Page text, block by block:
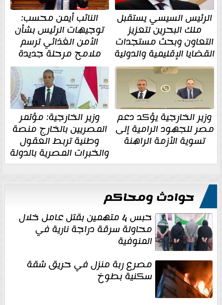
الرئيس السيسي يستقبل
ملك البحرين لتعزيز
التعاون وبحث مستجدات
القضايا الإقليمية والدولية
النائب أيمن محسب:
توجيهات الرئيس بشأن
الأمن الغذائي ترسم
ملامح مرحلة جديدة
وزير الخارجية يؤكد دعم
مصر للجهود الرامية إلى
تسوية الأزمة الراهنة
وزير الخارجية: مؤتمر
المصريين بالخارج منصة
وطنية تربط العقول
والخبرات المصرية بالدولة
حوادث ومحاكم
حبس 4 متهمين بقتل عامل خلال
محاولة سرقة دراجة نارية في
المنوفية
مصرع ربة منزل في حريق شقة
سكنية بطوخ